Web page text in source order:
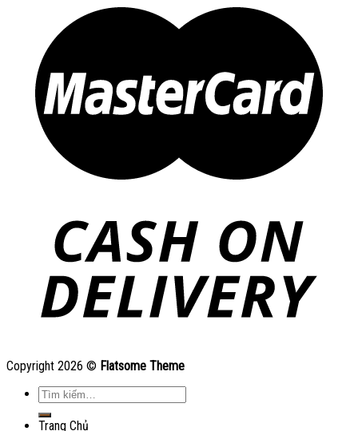
Copyright 2026 © Flatsome Theme
Tìm
kiếm:
Trang Chủ